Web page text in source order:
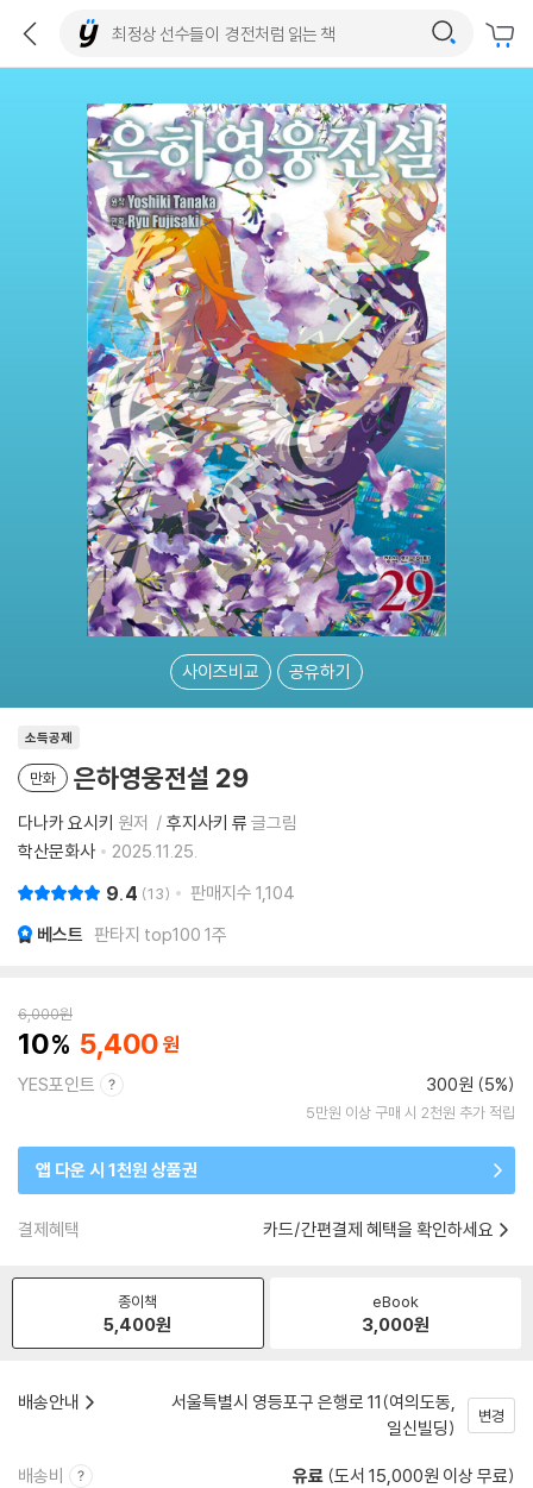
사이즈비교 공유하기
소득공제
만화 은하영웅전설 29
다나카 요시키 원저 후지사키 류 글그림
학산문화사
2025.11.25.
9.4 13 판매지수 1,104
베스트 판타지 top100 1주
6,000원
10 5,400
YES포인트 300원 (5%)
5만원 이상 구매 시 2천원 추가 적립
앱 다운 시 1천원 상품권
결제혜택 카드/간편결제 혜택을 확인하세요
종이책
5,400원
eBook
3,000원
배송안내
서울특별시 영등포구 은행로 11(여의도동,
일신빌딩)
변경
배송비 유료 (도서 15,000원 이상 무료)